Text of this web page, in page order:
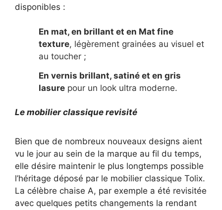
disponibles :
En mat, en brillant et en Mat fine
texture, légèrement grainées au visuel et
au toucher ;
En vernis brillant, satiné et en gris
lasure pour un look ultra moderne.
Le mobilier classique revisité
Bien que de nombreux nouveaux designs aient
vu le jour au sein de la marque au fil du temps,
elle désire maintenir le plus longtemps possible
l’héritage déposé par le mobilier classique Tolix.
La célèbre chaise A, par exemple a été revisitée
avec quelques petits changements la rendant